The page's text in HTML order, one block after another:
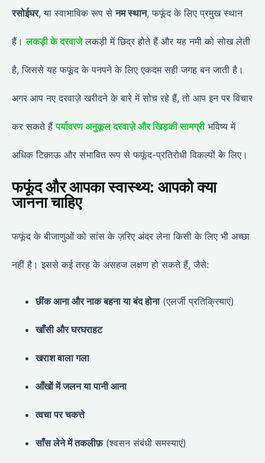
रसोईघर, या स्वाभाविक रूप सेनम स्थान, फफूंद के लिए प्रमुख स्थान
हैं।लकड़ी के दरवाजेलकड़ी में छिद्र होते हैं और यह नमी को सोख लेती
है, जिससे यह फफूंद के पनपने के लिए एकदम सही जगह बन जाती है।
अगर आप नए दरवाज़े खरीदने के बारे में सोच रहे हैं, तो आप इन पर विचार
कर सकते हैंपर्यावरण अनुकूल दरवाज़े और खिड़की सामग्रीभविष्य में
अधिक टिकाऊ और संभावित रूप से फफूंद-प्रतिरोधी विकल्पों के लिए।
फफूंद और आपका स्वास्थ्य: आपको क्या
जानना चाहिए
फफूंद के बीजाणुओं को सांस के ज़रिए अंदर लेना किसी के लिए भी अच्छा
नहीं है। इससे कई तरह के असहज लक्षण हो सकते हैं, जैसे:
छींक आना और नाक बहना या बंद होना(एलर्जी प्रतिक्रियाएं)
खाँसी और घरघराहट
खराश वाला गला
आँखों में जलन या पानी आना
त्वचा पर चकत्ते
साँस लेने में तकलीफ़(श्वसन संबंधी समस्याएं)